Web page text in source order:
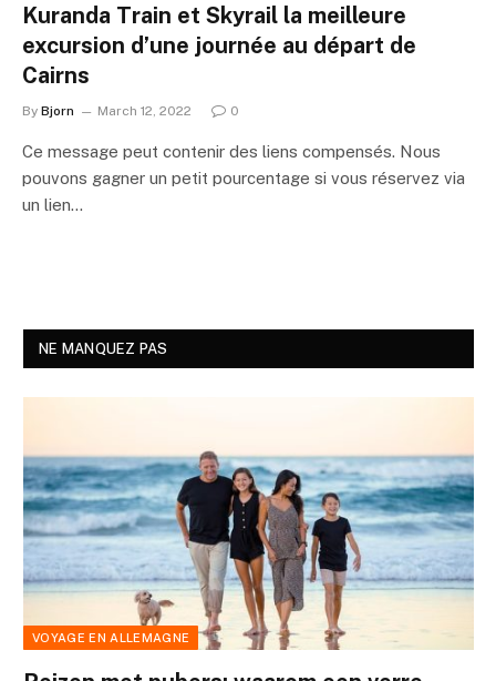
Kuranda Train et Skyrail la meilleure
excursion d’une journée au départ de
Cairns
By Bjorn March 12, 2022 0
Ce message peut contenir des liens compensés. Nous
pouvons gagner un petit pourcentage si vous réservez via
un lien…
NE MANQUEZ PAS
VOYAGE EN ALLEMAGNE